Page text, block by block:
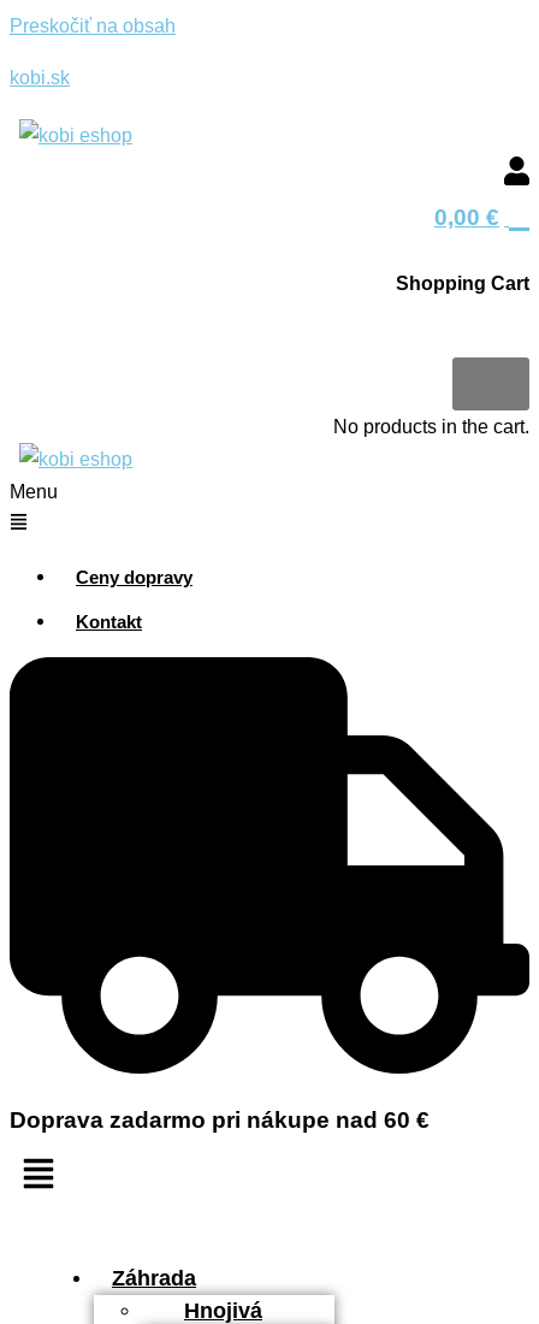
Preskočiť na obsah
kobi.sk
0,00 €
Shopping Cart
No products in the cart.
Menu
Ceny dopravy
Kontakt
Doprava zadarmo pri nákupe nad 60 €
Záhrada
Hnojivá